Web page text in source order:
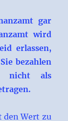
gar
wird
erlassen,
bezahlen
nicht als
den Wert zu